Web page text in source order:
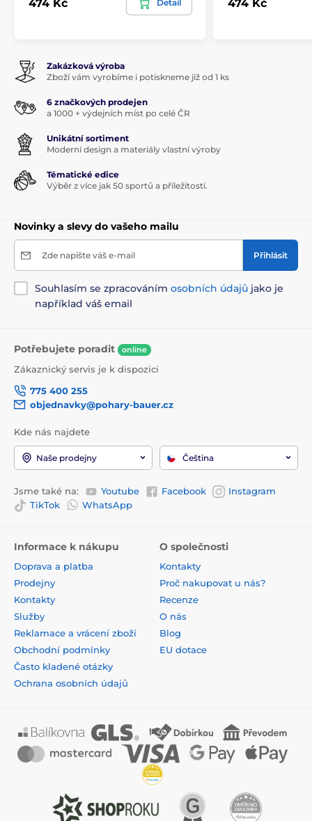
474 Kč Detail 474 Kč
Zakázková výroba
Zboží vám vyrobíme i potiskneme již od 1 ks
6 značkových prodejen
a 1000 + výdejních míst po celé ČR
Unikátní sortiment
Moderní design a materiály vlastní výroby
Tématické edice
Výběr z více jak 50 sportů a příležitostí.
Novinky a slevy do vašeho mailu
Zde napište váš e-mail Přihlásit
Souhlasím se zpracováním osobních údajů jako je
například váš email
Potřebujete poradit online
Zákaznický servis je k dispozici
775 400 255
objednavky@pohary-bauer.cz
Kde nás najdete
Naše prodejny Čeština
Jsme také na: Youtube Facebook
Instagram
TikTok
WhatsApp
Informace k nákupu
Doprava a platba
Prodejny
Kontakty
Služby
Reklamace a vrácení zboží
Obchodní podmínky
Často kladené otázky
Ochrana osobních údajů
O společnosti
Kontakty
Proč nakupovat u nás?
Recenze
O nás
Blog
EU dotace